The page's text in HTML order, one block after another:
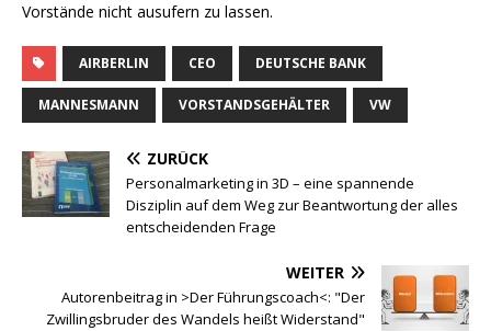
Vorstände nicht ausufern zu lassen.
AIRBERLIN CEO DEUTSCHE BANK
MANNESMANN VORSTANDSGEHÄLTER VW
ZURÜCK
Personalmarketing in 3D – eine spannende
Disziplin auf dem Weg zur Beantwortung der alles
entscheidenden Frage
WEITER
Autorenbeitrag in >Der Führungscoach<: "Der
Zwillingsbruder des Wandels heißt Widerstand"